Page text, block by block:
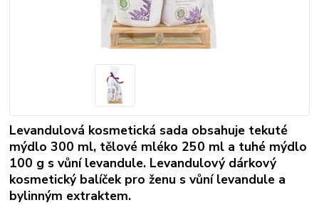
Levandulová kosmetická sada obsahuje tekuté
mýdlo 300 ml, tělové mléko 250 ml a tuhé mýdlo
100 g s vůní levandule. Levandulový dárkový
kosmetický balíček pro ženu s vůní levandule a
bylinným extraktem.